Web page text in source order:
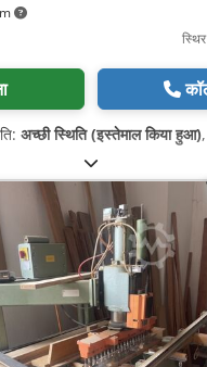
अच्छी स्थिति (इस्तेमाल किया हुआ),